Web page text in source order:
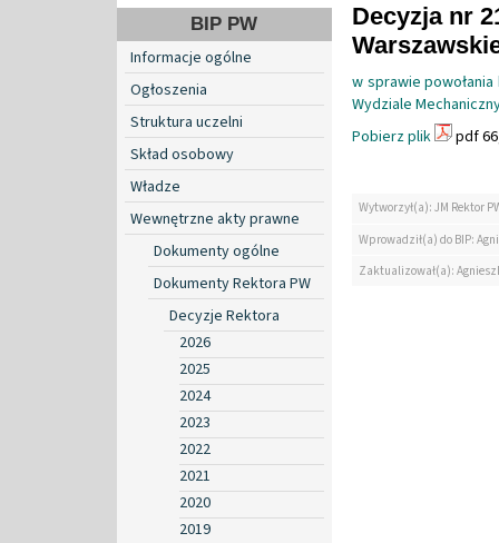
BIP PW
Informacje ogólne
Ogłoszenia
Struktura uczelni
Skład osobowy
Władze
Wewnętrzne akty prawne
Dokumenty ogólne
Dokumenty Rektora PW
Decyzje Rektora
2026
2025
2024
2023
2022
2021
2020
2019
Decyzja nr
w sprawie
Wydziale
Pobierz plik
pdf
Wytworzył(a): JM Rektor
Wprowadził(a) do BIP:
Zaktualizował(a):